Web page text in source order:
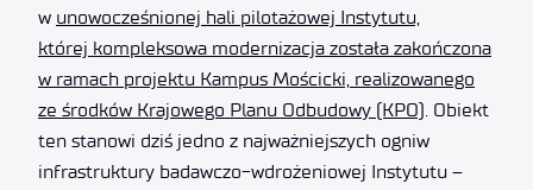
w unowocześnionej hali pilotażowej Instytutu,
której kompleksowa modernizacja została zakończona
w ramach projektu Kampus Mościcki, realizowanego
ze środków Krajowego Planu Odbudowy (KPO). Obiekt
ten stanowi dziś jedno z najważniejszych ogniw
infrastruktury badawczo-wdrożeniowej Instytutu –